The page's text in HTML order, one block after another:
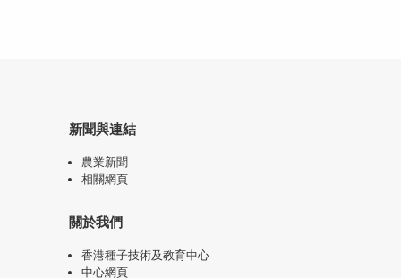
新聞與連結
農業新聞
相關網頁
關於我們
香港種子技術及教育中心
中心網頁